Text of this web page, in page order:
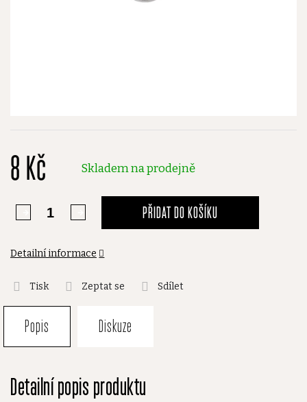
8 Kč Skladem na prodejně
PŘIDAT DO KOŠÍKU
Detailní informace
Tisk Zeptat se Sdílet
Popis Diskuze
Detailní popis produktu